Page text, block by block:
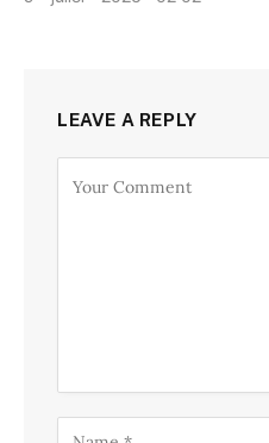
LEAVE A REPLY